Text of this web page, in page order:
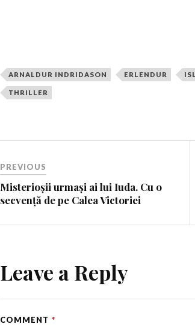
ARNALDUR INDRIDASON ERLENDUR
THRILLER
PREVIOUS
Misterioșii urmași ai lui Iuda. Cu o
secvență de pe Calea Victoriei
Leave a Reply
COMMENT *